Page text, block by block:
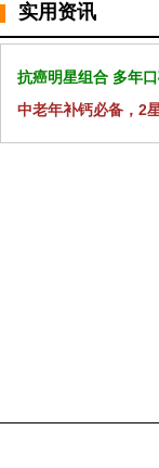
实用资讯
抗癌明星组合 多年
中老年补钙必备，2